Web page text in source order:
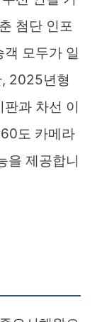
첨단 인포
모두가 일
, 2025년형
과 차선 이
도 카메라
을 제공합니